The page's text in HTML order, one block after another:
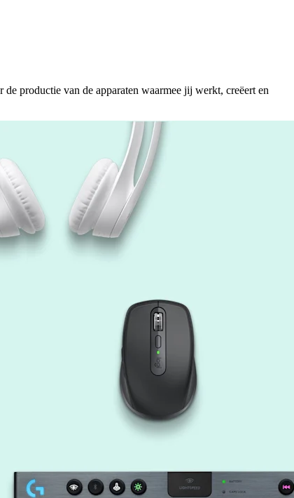
productie van de apparaten waarmee jij werkt, creëert en